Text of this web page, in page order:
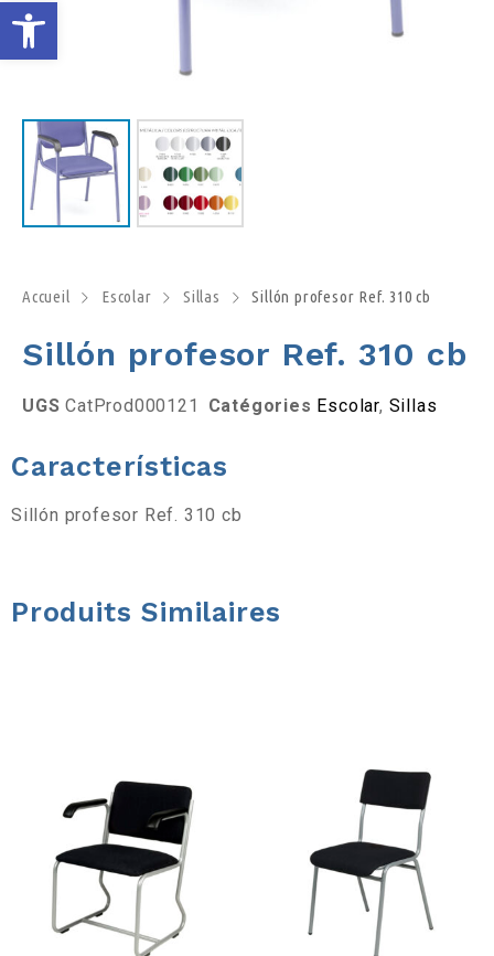
O
r
a
b
a
r
Accueil Escolar Sillas Sillón profesor Ref. 310 cb
Sillón profesor Ref. 310 cb
UGSCatProd000121 Catégories Escolar, Sillas
Características
Sillón profesor Ref. 310 cb
Produits Similaires